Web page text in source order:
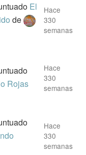
El
de
Hace
330
semanas
Rojas
Hace
330
semanas
Hace
330
semanas